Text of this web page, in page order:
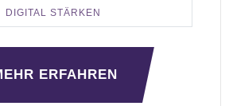
DIGITAL STÄRKEN
ERFAHREN